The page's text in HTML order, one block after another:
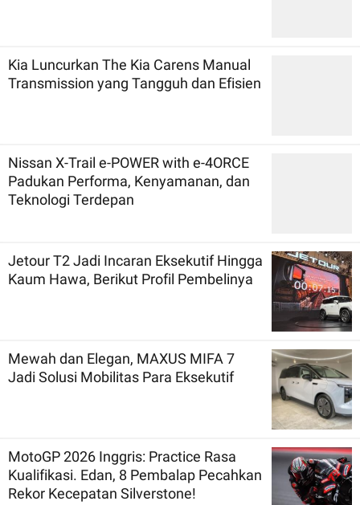
Kia Luncurkan The Kia Carens Manual
Transmission yang Tangguh dan Efisien
Nissan X-Trail e-POWER with e-4ORCE
Padukan Performa, Kenyamanan, dan
Teknologi Terdepan
Jetour T2 Jadi Incaran Eksekutif Hingga
Kaum Hawa, Berikut Profil Pembelinya
Mewah dan Elegan, MAXUS MIFA 7
Jadi Solusi Mobilitas Para Eksekutif
MotoGP 2026 Inggris: Practice Rasa
Kualifikasi. Edan, 8 Pembalap Pecahkan
Rekor Kecepatan Silverstone!